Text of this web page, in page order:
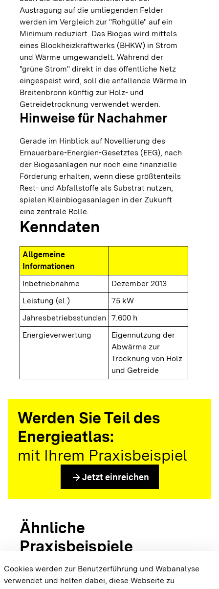
Austragung auf die umliegenden Felder
werden im Vergleich zur "Rohgülle" auf ein
Minimum reduziert. Das Biogas wird mittels
eines Blockheizkraftwerks (BHKW) in Strom
und Wärme umgewandelt. Während der
"grüne Strom" direkt in das öffentliche Netz
eingespeist wird, soll die anfallende Wärme in
Breitenbronn künftig zur Holz- und
Getreidetrocknung verwendet werden.
Hinweise für Nachahmer
Gerade im Hinblick auf Novellierung des
Erneuerbare-Energien-Gesetztes (EEG), nach
der Biogasanlagen nur noch eine finanzielle
Förderung erhalten, wenn diese größtenteils
Rest- und Abfallstoffe als Substrat nutzen,
spielen Kleinbiogasanlagen in der Zukunft
eine zentrale Rolle.
Kenndaten
Allgemeine
Informationen
Inbetriebnahme
Dezember 2013
Leistung (el.)
75 kW
Jahresbetriebsstunden
7.600 h
Energieverwertung
Eigennutzung der
Abwärme zur
Trocknung von Holz
und Getreide
Werden Sie Teil des
Energieatlas:
mit Ihrem Praxisbeispiel
arrow_forward Jetzt einreichen
Ähnliche
Praxisbeispiele
Cookies werden zur Benutzerführung und Webanalyse
verwendet und helfen dabei, diese Webseite zu